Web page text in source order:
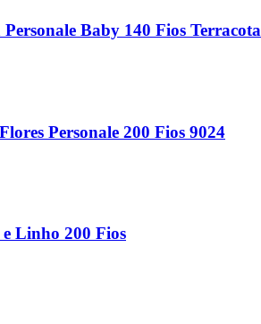
Baby 140 Fios Terracota
Personale 200 Fios 9024
Linho 200 Fios